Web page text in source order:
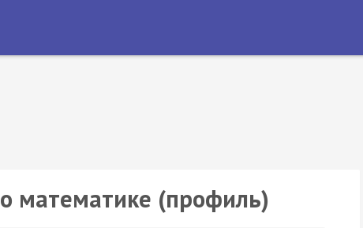
математике (профиль)